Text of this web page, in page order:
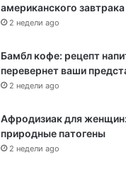
американского завтрака
2 недели ago
Бамбл кофе: рецепт
перевернет ваши
2 недели ago
Афродизиак для
природные патогены
2 недели ago